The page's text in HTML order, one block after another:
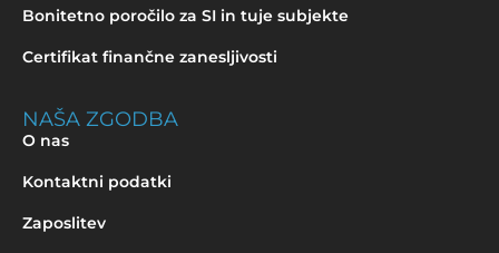
Bonitetno poročilo za SI in tuje subjekte
Certifikat finančne zanesljivosti
NAŠA ZGODBA
O nas
Kontaktni podatki
Zaposlitev